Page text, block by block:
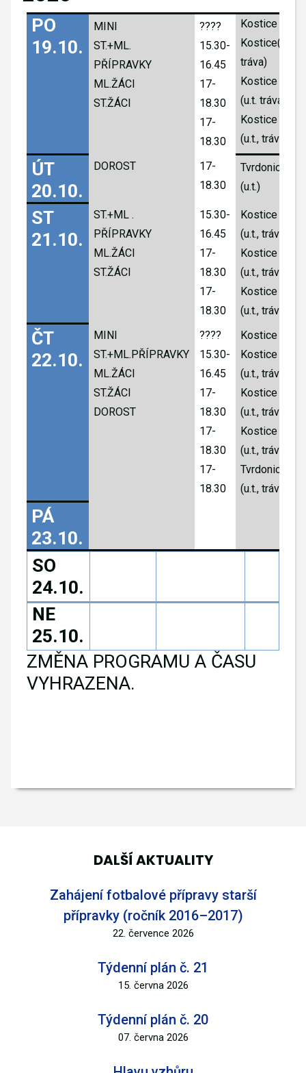
19.10.
MINI
ST.+ML.
PŘÍPRAVKY
ML.ŽÁCI
ST.ŽÁCI
????
15.30-
16.45
17-
18.30
17-
18.30
Kostice
Kostice(u.t.,
tráva)
Kostice
(u.t. tráva)
Kostice
(u.t., tráva)
ÚT
20.10.
DOROST
17-
18.30
Tvrdonice
(u.t.)
ST
21.10.
ST.+ML .
PŘÍPRAVKY
ML.ŽÁCI
ST.ŽÁCI
15.30-
16.45
17-
18.30
17-
18.30
Kostice
(u.t., tráva)
Kostice
(u.t., tráva)
Kostice
(u.t., tráva)
ČT
22.10.
MINI
ST.+ML.PŘÍPRAVKY
ML.ŽÁCI
ST.ŽÁCI
DOROST
????
15.30-
16.45
17-
18.30
17-
18.30
17-
18.30
Kostice
Kostice
(u.t., tráva)
Kostice
(u.t., tráva)
Kostice
(u.t., tráva)
Tvrdonice
(u.t., tráva)
PÁ
23.10.
S
24.10.
NE
25.10.
ZMĚNA PROGRAMU A ČASU
VYHRAZENA.
DALŠÍ AKTUALITY
Zahájení fotbalové přípravy starší
přípravky (ročník 2016–2017)
22. července 2026
Týdenní plán č. 21
15. června 2026
Týdenní plán č. 20
07. června 2026